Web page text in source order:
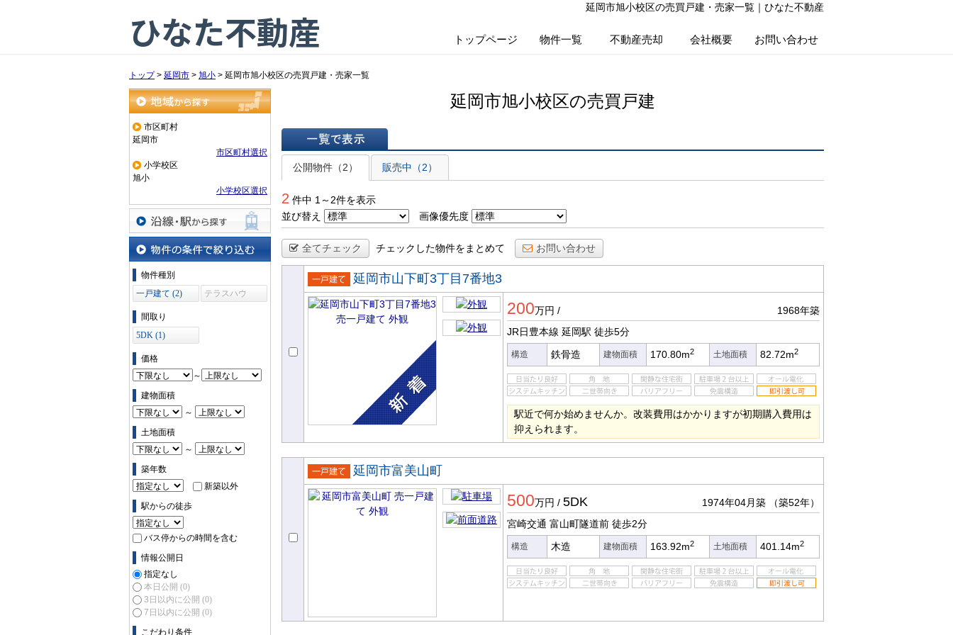
延岡市旭小校区の売買戸建・売家一覧｜ひなた不動産
ひなた不動産 トップページ 物件一覧 不動産売却 会社概要 お問い合わせ
トップ> 延岡市 > 旭小 > 延岡市旭小校区の売買戸建・売家一覧
地域から探す
市区町村
延岡市
市区町村選択
小学校区
旭小
小学校区選択
沿線・駅から探す
物件の条件で絞り込む
物件種別
一戸建て (2)
テラスハウ
間取り
5DK (1)
価格
～
建物面積
～
土地面積
～
築年数
新築以外
駅からの徒歩
バス停からの時間を含む
情報公開日
指定なし
本日公開 (0)
3日以内に公開 (0)
7日以内に公開 (0)
こだわり条件
延岡市旭小校区の売買戸建
一覧で表示
公開物件（2）
販売中（2）
2 件中 1～2件を表示
並び替え
画像優先度
全てチェック チェックした物件をまとめて お問い合わせ
売一戸建
て
延岡市山下町3丁目7番地3
200万円 /
1968年築
JR日豊本線 延岡駅 徒歩5分
構造 鉄骨造 建物面積 170.80m2 土地面積 82.72m2
駅近で何か始めませんか。改装費用はかかりますが初期購入費用は
抑えられます。
売一戸建
て
延岡市富美山町
500万円 / 5DK 1974年04月築
（築52年）
宮崎交通 富山町隧道前 徒歩2分
構造 木造 建物面積 163.92m2 土地面積 401.14m2